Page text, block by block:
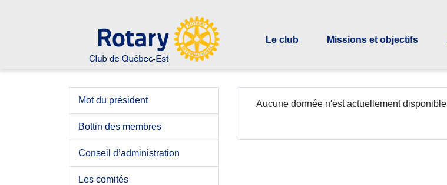
Le club Missions et objectifs
Mot du président
Bottin des membres
Conseil d’administration
Les comités
Aucune donnée n'est actuellement disponible